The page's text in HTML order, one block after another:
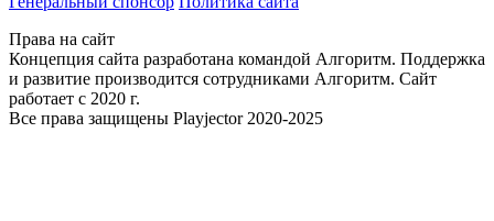
Права на сайт
Концепция сайта разработана командой Алгоритм. Поддержка
и развитие производится сотрудниками Алгоритм. Сайт
работает с 2020 г.
Все права защищены Playjector 2020-2025